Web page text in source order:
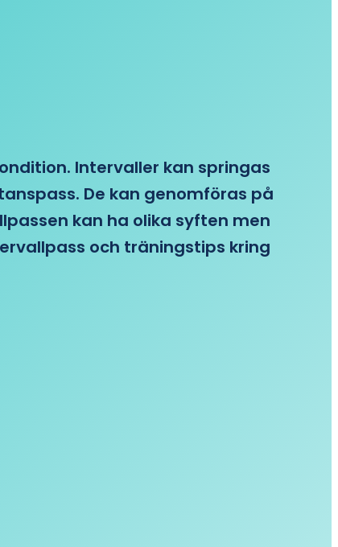
Intervaller kan springas
De kan genomföras på
kan ha olika syften men
och träningstips kring